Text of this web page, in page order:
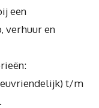
een
verhuur en
t/m